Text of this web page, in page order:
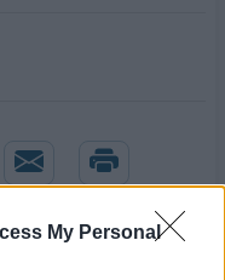
My Personal